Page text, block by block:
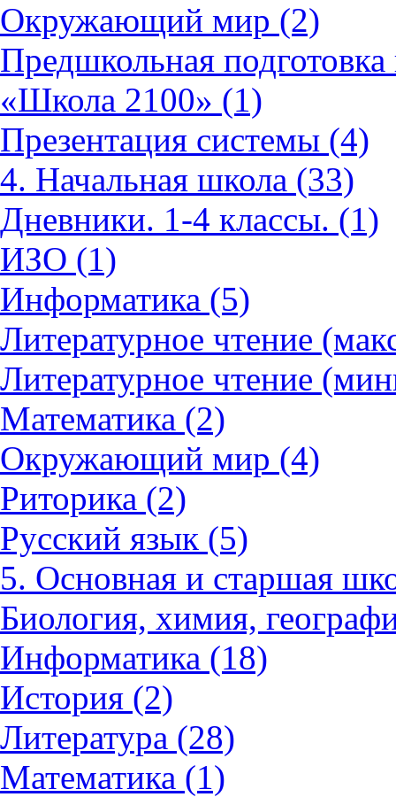
Окружающий мир (2)
Предшкольная
«Школа 2100» (1)
Презентация системы (4)
4. Начальная школа (33)
Дневники. 1-4 классы. (1)
ИЗО (1)
Информатика (5)
Литературное чтение
Литературное чтение
Математика (2)
Окружающий мир (4)
Риторика (2)
Русский язык (5)
5. Основная и старшая
Биология, химия,
Информатика (18)
История (2)
Литература (28)
Математика (1)